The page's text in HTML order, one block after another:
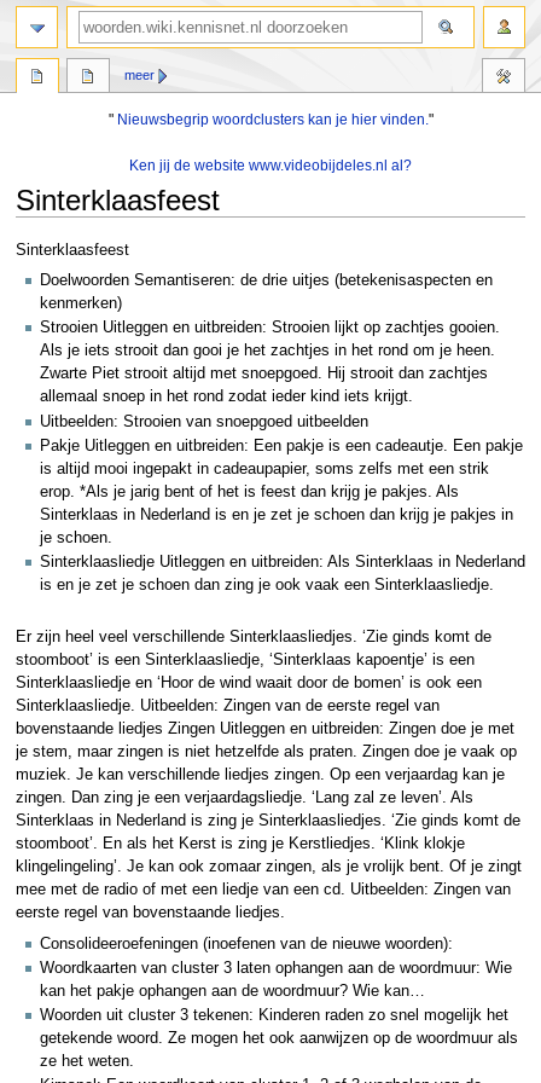
" Nieuwsbegrip woordclusters kan je hier vinden."
Ken jij de website www.videobijdeles.nl al?
Sinterklaasfeest
Naar
navigatie
springen
Naar
zoeken
springen
Sinterklaasfeest
Doelwoorden Semantiseren: de drie uitjes (betekenisaspecten en
kenmerken)
Strooien Uitleggen en uitbreiden: Strooien lijkt op zachtjes gooien.
Als je iets strooit dan gooi je het zachtjes in het rond om je heen.
Zwarte Piet strooit altijd met snoepgoed. Hij strooit dan zachtjes
allemaal snoep in het rond zodat ieder kind iets krijgt.
Uitbeelden: Strooien van snoepgoed uitbeelden
Pakje Uitleggen en uitbreiden: Een pakje is een cadeautje. Een pakje
is altijd mooi ingepakt in cadeaupapier, soms zelfs met een strik
erop. *Als je jarig bent of het is feest dan krijg je pakjes. Als
Sinterklaas in Nederland is en je zet je schoen dan krijg je pakjes in
je schoen.
Sinterklaasliedje Uitleggen en uitbreiden: Als Sinterklaas in Nederland
is en je zet je schoen dan zing je ook vaak een Sinterklaasliedje.
Er zijn heel veel verschillende Sinterklaasliedjes. ‘Zie ginds komt de
stoomboot’ is een Sinterklaasliedje, ‘Sinterklaas kapoentje’ is een
Sinterklaasliedje en ‘Hoor de wind waait door de bomen’ is ook een
Sinterklaasliedje. Uitbeelden: Zingen van de eerste regel van
bovenstaande liedjes Zingen Uitleggen en uitbreiden: Zingen doe je met
je stem, maar zingen is niet hetzelfde als praten. Zingen doe je vaak op
muziek. Je kan verschillende liedjes zingen. Op een verjaardag kan je
zingen. Dan zing je een verjaardagsliedje. ‘Lang zal ze leven’. Als
Sinterklaas in Nederland is zing je Sinterklaasliedjes. ‘Zie ginds komt de
stoomboot’. En als het Kerst is zing je Kerstliedjes. ‘Klink klokje
klingelingeling’. Je kan ook zomaar zingen, als je vrolijk bent. Of je zingt
mee met de radio of met een liedje van een cd. Uitbeelden: Zingen van
eerste regel van bovenstaande liedjes.
Consolideeroefeningen (inoefenen van de nieuwe woorden):
Woordkaarten van cluster 3 laten ophangen aan de woordmuur: Wie
kan het pakje ophangen aan de woordmuur? Wie kan…
Woorden uit cluster 3 tekenen: Kinderen raden zo snel mogelijk het
getekende woord. Ze mogen het ook aanwijzen op de woordmuur als
ze het weten.
meer
zoeken